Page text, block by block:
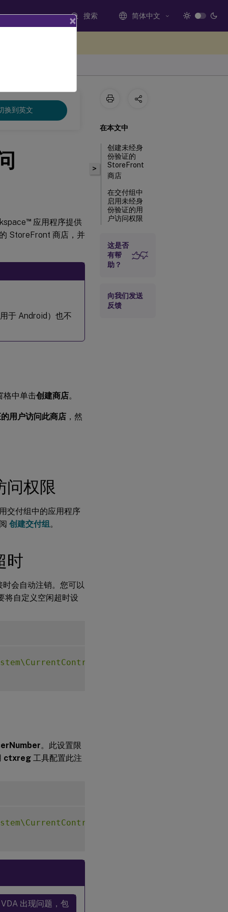
搜索 简体中文
换到英文
™ 应用程序提供
StoreFront 商店，并
于 Android）也不
格中单击创建商店。
用户访问此商店 ，然
问权限
交付组中的应用程序
创建交付组 。
时
会自动注销。您可以
将自定义空闲超时设
。此设置限
ctxreg 工具配置此注
出现问题，包
>
在本文中
创建未经身
份验证的
StoreFront
商店
在交付组中
启用未经身
份验证的用
户访问权限
设置未经身
份验证的用
户会话的空
设置未经身
份验证用户
的最大数量
这是否
有帮
助？
向我们发送
反馈
×